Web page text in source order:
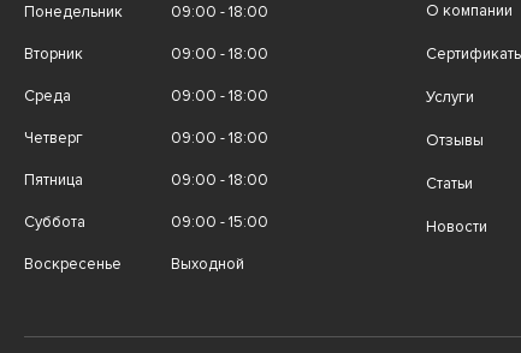
Понедельник 09:00 - 18:00
Вторник 09:00 - 18:00
Среда 09:00 - 18:00
Четверг 09:00 - 18:00
Пятница 09:00 - 18:00
Суббота 09:00 - 15:00
Воскресенье Выходной
О компании
Услуги
Отзывы
Статьи
Новости